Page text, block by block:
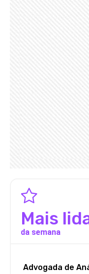
Mais
da semana
Advogada de